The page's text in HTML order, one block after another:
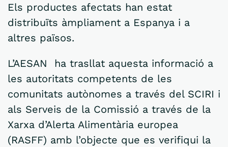
Els productes afectats han estat
distribuïts àmpliament a Espanya i a
altres països.
L’AESAN ha trasllat aquesta informació a
les autoritats competents de les
comunitats autònomes a través del SCIRI i
als Serveis de la Comissió a través de la
Xarxa d’Alerta Alimentària europea
(RASFF) amb l’objecte que es verifiqui la